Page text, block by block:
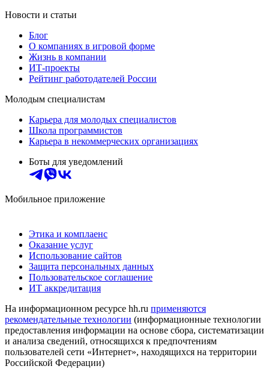
Новости и статьи
Блог
О компаниях в игровой форме
Жизнь в компании
ИТ-проекты
Рейтинг работодателей России
Молодым специалистам
Карьера для молодых специалистов
Школа программистов
Карьера в некоммерческих организациях
Боты для уведомлений
Мобильное приложение
Этика и комплаенс
Оказание услуг
Использование сайтов
Защита персональных данных
Пользовательское соглашение
ИТ аккредитация
На информационном ресурсе hh.ru применяются
рекомендательные технологии (информационные технологии
предоставления информации на основе сбора, систематизации
и анализа сведений, относящихся к предпочтениям
пользователей сети «Интернет», находящихся на территории
Российской Федерации)